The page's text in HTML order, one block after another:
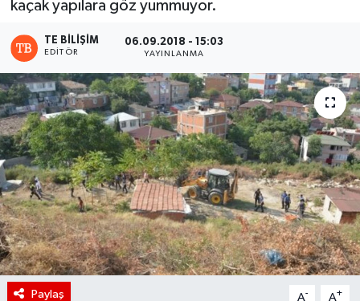
kaçak yapılara göz yummuyor.
TE BILIŞIM
EDITÖR
06.09.2018 - 15:03
YAYINLANMA
Paylaş A- A+